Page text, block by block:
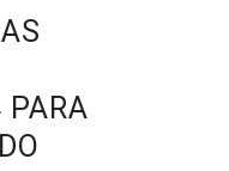
PARA